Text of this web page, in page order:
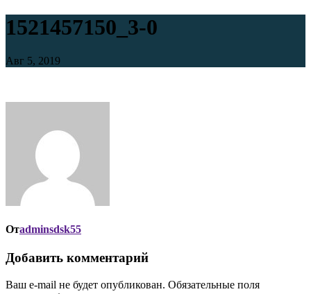
1521457150_3-0
Авг 5, 2019
Отadminsdsk55
Добавить комментарий
Ваш e-mail не будет опубликован. Обязательные поля